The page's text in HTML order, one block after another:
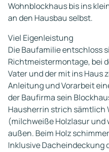
Wohnblockhaus bis ins
an den Hausbau selbst.
Viel Eigenleistung
Die Baufamilie entschloss
Richtmeistermontage, bei
Vater und der mit ins Haus
Anleitung und Vorarbeit
der Baufirma sein
Hausherrin strich sämtlich
(milchweiße Holzlasur und
außen. Beim Holz
Inklusive Dacheindeckung